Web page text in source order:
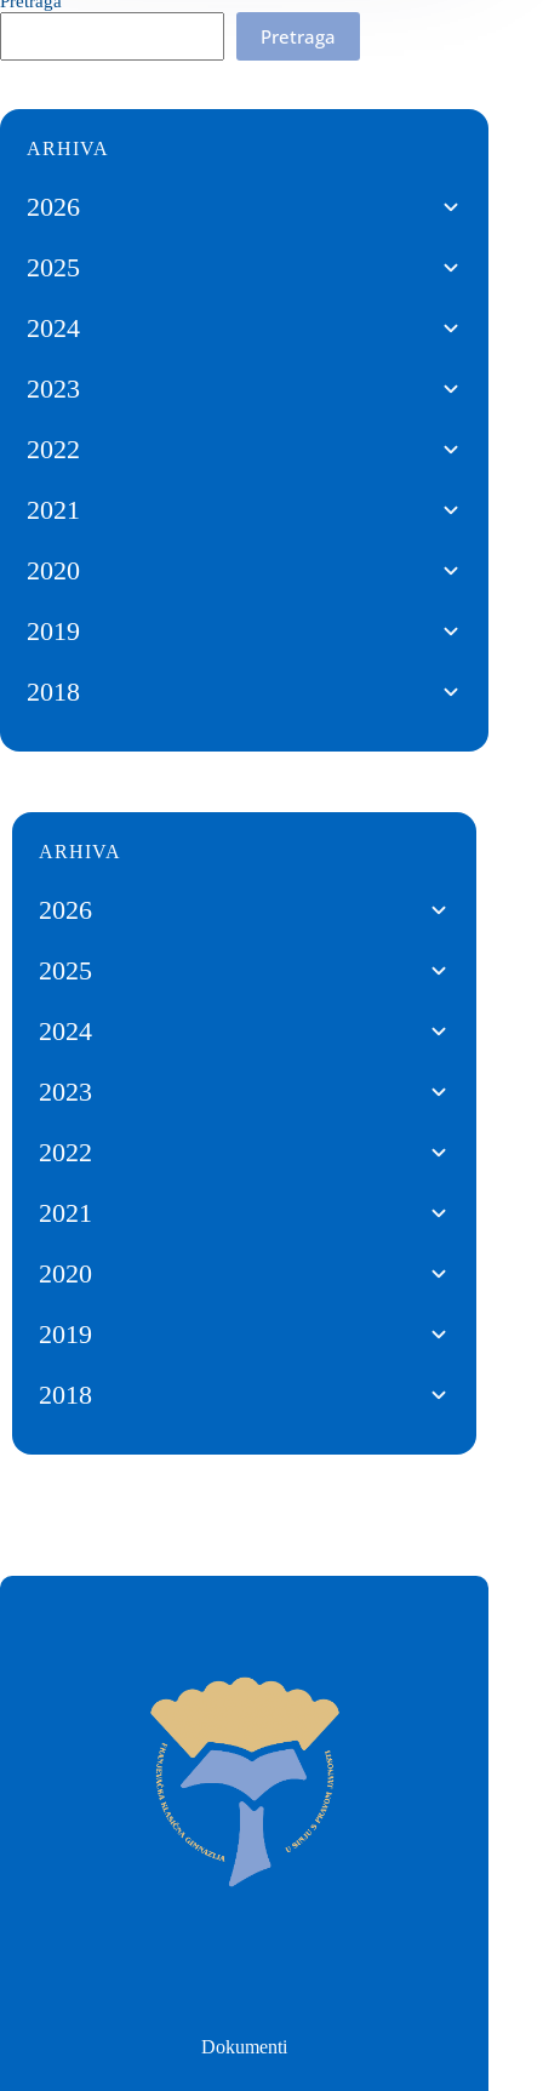
Pretraga
ARHIVA
2026
2025
2024
2023
2022
2021
2020
2019
2018
ARHIVA
2026
2025
2024
2023
2022
2021
2020
2019
2018
Dokumenti